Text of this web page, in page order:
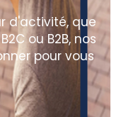
d'activité, que
ou B2B, nos
pour vous